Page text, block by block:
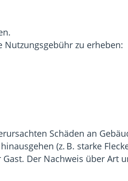
Nutzungsgebühr zu erheben:
Schäden an
(z. B. starke
Der Nachweis über Art